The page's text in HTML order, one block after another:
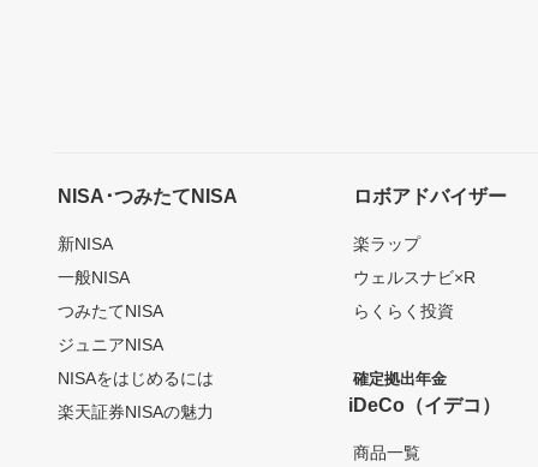
NISA･つみたてNISA
新NISA
一般NISA
つみたてNISA
ジュニアNISA
NISAをはじめるには
楽天証券NISAの魅力
ロボアドバイザー
楽ラップ
ウェルスナビ×R
らくらく投資
確定拠出年金
iDeCo（イデコ）
商品一覧